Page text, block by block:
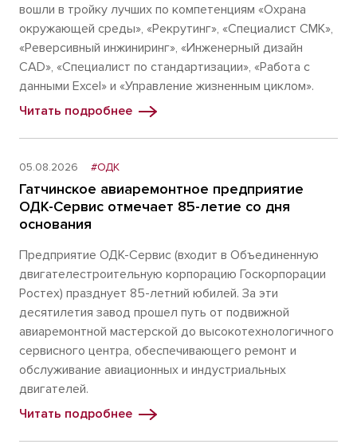
вошли в тройку лучших по компетенциям «Охрана
окружающей среды», «Рекрутинг», «Специалист СМК»,
«Реверсивный инжиниринг», «Инженерный дизайн
CAD», «Специалист по стандартизации», «Работа с
данными Excel» и «Управление жизненным циклом».
Читать подробнее
05.08.2026 #ОДК
Гатчинское авиаремонтное предприятие
ОДК-Сервис отмечает 85-летие со дня
основания
Предприятие ОДК-Сервис (входит в Объединенную
двигателестроительную корпорацию Госкорпорации
Ростех) празднует 85-летний юбилей. За эти
десятилетия завод прошел путь от подвижной
авиаремонтной мастерской до высокотехнологичного
сервисного центра, обеспечивающего ремонт и
обслуживание авиационных и индустриальных
двигателей.
Читать подробнее